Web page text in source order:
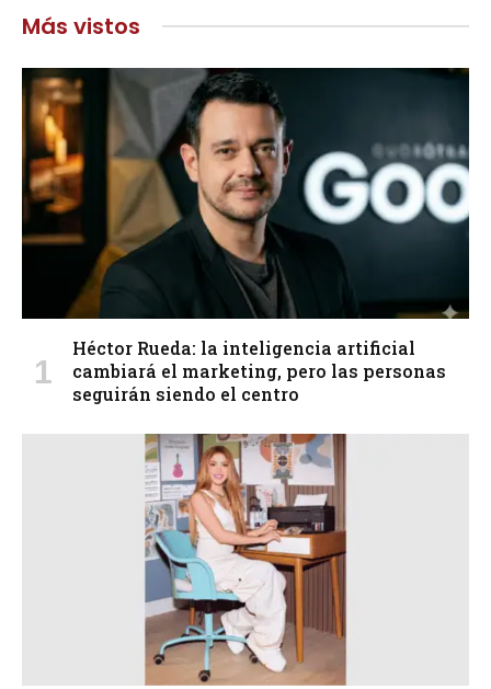
Más vistos
Héctor Rueda: la inteligencia artificial
cambiará el marketing, pero las personas
seguirán siendo el centro